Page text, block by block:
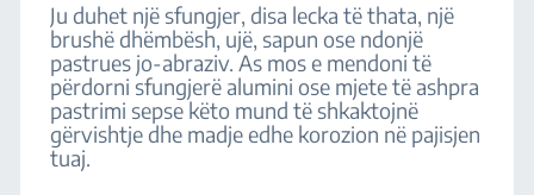
Ju duhet një sfungjer, disa lecka të thata, një
brushë dhëmbësh, ujë, sapun ose ndonjë
pastrues jo-abraziv. As mos e mendoni të
përdorni sfungjerë alumini ose mjete të ashpra
pastrimi sepse këto mund të shkaktojnë
gërvishtje dhe madje edhe korozion në pajisjen
tuaj.